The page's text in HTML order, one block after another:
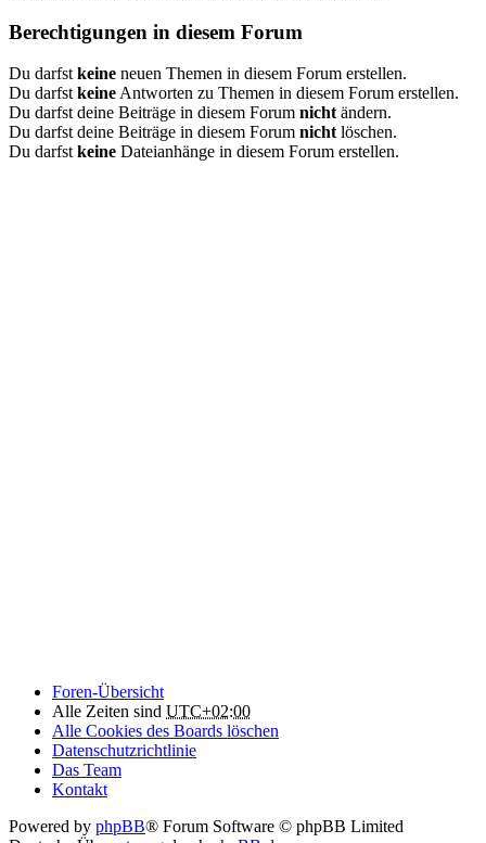
Berechtigungen in diesem Forum
Du darfst keine neuen Themen in diesem Forum erstellen.
Du darfst keine Antworten zu Themen in diesem Forum erstellen.
Du darfst deine Beiträge in diesem Forum nicht ändern.
Du darfst deine Beiträge in diesem Forum nicht löschen.
Du darfst keine Dateianhänge in diesem Forum erstellen.
Foren-Übersicht
Alle Zeiten sind UTC+02:00
Alle Cookies des Boards löschen
Datenschutzrichtlinie
Das Team
Kontakt
Powered by phpBB® Forum Software © phpBB Limited